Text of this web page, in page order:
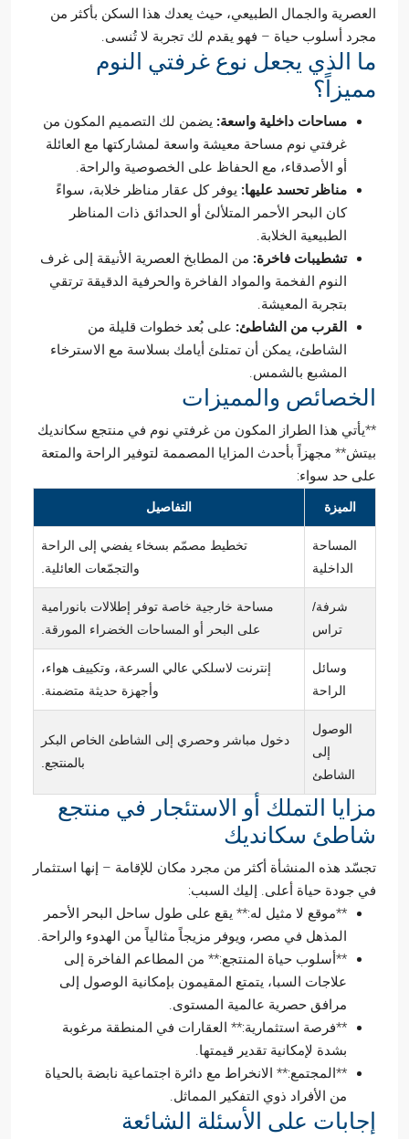
العصرية والجمال الطبيعي، حيث يعدك هذا السكن بأكثر من
مجرد أسلوب حياة – فهو يقدم لك تجربة لا تُنسى.
ما الذي يجعل نوع غرفتي النوم
مميزاً؟
مساحات داخلية واسعة: يضمن لك التصميم المكون من
غرفتي نوم مساحة معيشة واسعة لمشاركتها مع العائلة
أو الأصدقاء، مع الحفاظ على الخصوصية والراحة.
مناظر تحسد عليها: يوفر كل عقار مناظر خلابة، سواءً
كان البحر الأحمر المتلألئ أو الحدائق ذات المناظر
الطبيعية الخلابة.
تشطيبات فاخرة: من المطابخ العصرية الأنيقة إلى غرف
النوم الفخمة والمواد الفاخرة والحرفية الدقيقة ترتقي
بتجربة المعيشة.
القرب من الشاطئ: على بُعد خطوات قليلة من
الشاطئ، يمكن أن تمتلئ أيامك بسلاسة مع الاسترخاء
المشبع بالشمس.
الخصائص والمميزات
**يأتي هذا الطراز المكون من غرفتي نوم في منتجع سكانديك
بيتش** مجهزاً بأحدث المزايا المصممة لتوفير الراحة والمتعة
على حد سواء:
الميزة التفاصيل
المساحة
الداخلية
تخطيط مصمّم بسخاء يفضي إلى الراحة
والتجمّعات العائلية.
شرفة/
تراس
مساحة خارجية خاصة توفر إطلالات بانورامية
على البحر أو المساحات الخضراء المورقة.
وسائل
الراحة
إنترنت لاسلكي عالي السرعة، وتكييف هواء،
وأجهزة حديثة متضمنة.
الوصول
إلى
الشاطئ
دخول مباشر وحصري إلى الشاطئ الخاص البكر
بالمنتجع.
مزايا التملك أو الاستئجار في منتجع
شاطئ سكانديك
تجسّد هذه المنشأة أكثر من مجرد مكان للإقامة – إنها استثمار
في جودة حياة أعلى. إليك السبب:
**موقع لا مثيل له:** يقع على طول ساحل البحر الأحمر
المذهل في مصر، ويوفر مزيجاً مثالياً من الهدوء والراحة.
**أسلوب حياة المنتجع:** من المطاعم الفاخرة إلى
علاجات السبا، يتمتع المقيمون بإمكانية الوصول إلى
مرافق حصرية عالمية المستوى.
**فرصة استثمارية:** العقارات في المنطقة مرغوبة
بشدة لإمكانية تقدير قيمتها.
**المجتمع:** الانخراط مع دائرة اجتماعية نابضة بالحياة
من الأفراد ذوي التفكير المماثل.
إجابات على الأسئلة الشائعة